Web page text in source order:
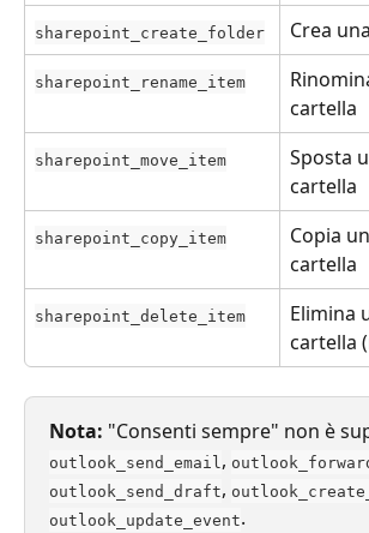
sharepoint_create_folder Crea
sharepoint_rename_item
cartella
sharepoint_move_item
Sposta
cartella
sharepoint_copy_item
Copia
cartella
sharepoint_delete_item
Elimina
cartella
Nota: "Consenti sempre" non è
outlook_send_email ,
outlook_send_draft,
outlook_update_event.